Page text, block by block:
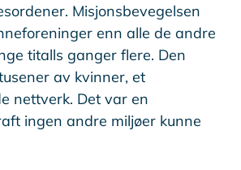
Misjonsbevegelsen
enn alle de andre
titalls ganger flere. Den
av kvinner, et
nettverk. Det var en
ingen andre miljøer kunne